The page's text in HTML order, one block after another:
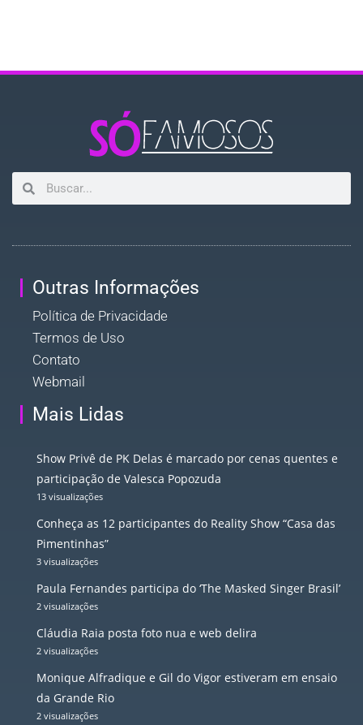
Outras Informações
Política de Privacidade
Termos de Uso
Contato
Webmail
Mais Lidas
Show Privê de PK Delas é marcado por cenas quentes e
participação de Valesca Popozuda
13 visualizações
Conheça as 12 participantes do Reality Show “Casa das
Pimentinhas”
3 visualizações
Paula Fernandes participa do ‘The Masked Singer Brasil’
2 visualizações
Cláudia Raia posta foto nua e web delira
2 visualizações
Monique Alfradique e Gil do Vigor estiveram em ensaio
da Grande Rio
2 visualizações